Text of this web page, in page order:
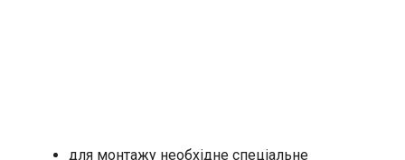
для монтажу необхідне спеціальне